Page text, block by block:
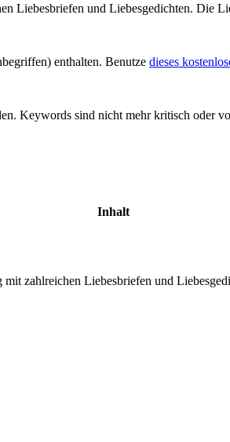
Liebesbriefen und Liebesgedichten. Die
enthalten. Benutze dieses
Keywords sind nicht mehr kritisch oder
Inhalt
zahlreichen Liebesbriefen und